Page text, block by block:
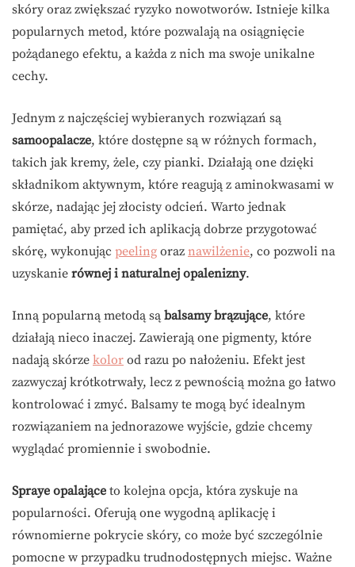
skóry oraz zwiększać ryzyko nowotworów. Istnieje kilka
popularnych metod, które pozwalają na osiągnięcie
pożądanego efektu, a każda z nich ma swoje unikalne
cechy.
Jednym z najczęściej wybieranych rozwiązań są
samoopalacze, które dostępne są w różnych formach,
takich jak kremy, żele, czy pianki. Działają one dzięki
składnikom aktywnym, które reagują z aminokwasami w
skórze, nadając jej złocisty odcień. Warto jednak
pamiętać, aby przed ich aplikacją dobrze przygotować
skórę, wykonując peeling oraz nawilżenie, co pozwoli na
uzyskanie równej i naturalnej opalenizny.
Inną popularną metodą są balsamy brązujące, które
działają nieco inaczej. Zawierają one pigmenty, które
nadają skórze kolor od razu po nałożeniu. Efekt jest
zazwyczaj krótkotrwały, lecz z pewnością można go łatwo
kontrolować i zmyć. Balsamy te mogą być idealnym
rozwiązaniem na jednorazowe wyjście, gdzie chcemy
wyglądać promiennie i swobodnie.
Spraye opalające to kolejna opcja, która zyskuje na
popularności. Oferują one wygodną aplikację i
równomierne pokrycie skóry, co może być szczególnie
pomocne w przypadku trudnodostępnych miejsc. Ważne